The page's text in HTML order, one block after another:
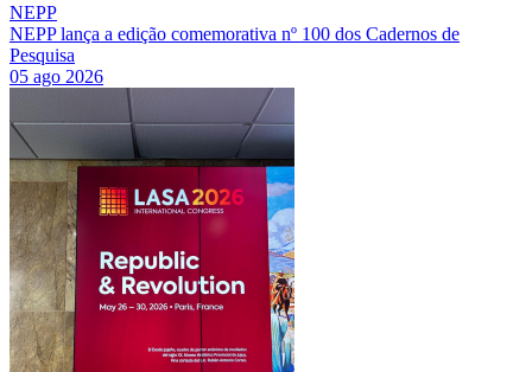
NEPP
NEPP lança a edição comemorativa nº 100 dos Cadernos de
Pesquisa
05 ago 2026